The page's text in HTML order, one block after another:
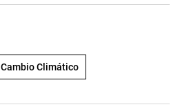
Cambio Climático